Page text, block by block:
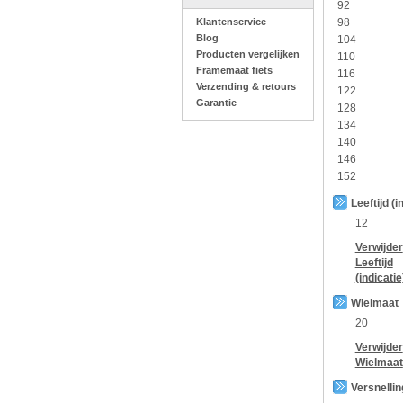
Klantenservice
Blog
Producten vergelijken
Framemaat fiets
Verzending & retours
Garantie
92
98
104
110
116
122
128
134
140
146
152
Leeftijd
12
Verwijder
Leeftijd
Wielmaat
20
Verwijder
Wielmaat